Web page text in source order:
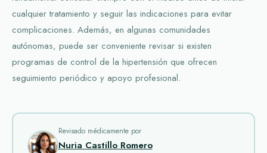
cualquier tratamiento y seguir las indicaciones para evitar
complicaciones. Además, en algunas comunidades
autónomas, puede ser conveniente revisar si existen
programas de control de la hipertensión que ofrecen
seguimiento periódico y apoyo profesional.
Revisado médicamente por
Nuria Castillo Romero